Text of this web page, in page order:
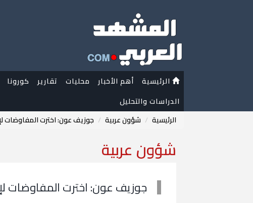
الرئيسية أهم الأخبار محليات تقارير كورونا
الدراسات والتحليل
الرئيسية
شؤون عربية جوزيف عون: اخترت المفاوضات
شؤون عربية
جوزيف عون: اخترت المفاوضات